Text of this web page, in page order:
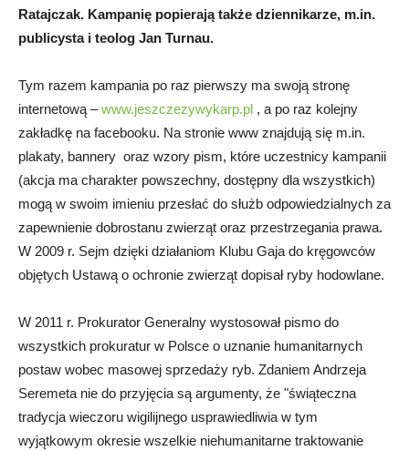
Ratajczak. Kampanię popierają także dziennikarze, m.in.
publicysta i teolog Jan Turnau.
Tym razem kampania po raz pierwszy ma swoją stronę
internetową –www.jeszczezywykarp.pl , a po raz kolejny
zakładkę na facebooku. Na stronie www znajdują się m.in.
plakaty, bannery oraz wzory pism, które uczestnicy kampanii
(akcja ma charakter powszechny, dostępny dla wszystkich)
mogą w swoim imieniu przesłać do służb odpowiedzialnych za
zapewnienie dobrostanu zwierząt oraz przestrzegania prawa.
W 2009 r. Sejm dzięki działaniom Klubu Gaja do kręgowców
objętych Ustawą o ochronie zwierząt dopisał ryby hodowlane.
W 2011 r. Prokurator Generalny wystosował pismo do
wszystkich prokuratur w Polsce o uznanie humanitarnych
postaw wobec masowej sprzedaży ryb. Zdaniem Andrzeja
Seremeta nie do przyjęcia są argumenty, że "świąteczna
tradycja wieczoru wigilijnego usprawiedliwia w tym
wyjątkowym okresie wszelkie niehumanitarne traktowanie